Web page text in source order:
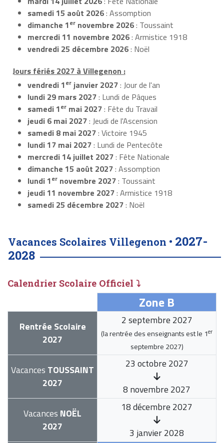
samedi 15 août 2026: Assomption
dimanche 1er novembre 2026: Toussaint
mercredi 11 novembre 2026: Armistice 1918
vendredi 25 décembre 2026: Noël
Jours fériés 2027 à Villegenon :
vendredi 1er janvier 2027: Jour de l'an
lundi 29 mars 2027: Lundi de Pâques
samedi 1er mai 2027: Fête du Travail
jeudi 6 mai 2027: Jeudi de l'Ascension
samedi 8 mai 2027: Victoire 1945
lundi 17 mai 2027: Lundi de Pentecôte
mercredi 14 juillet 2027: Fête Nationale
dimanche 15 août 2027: Assomption
lundi 1er novembre 2027: Toussaint
jeudi 11 novembre 2027: Armistice 1918
samedi 25 décembre 2027: Noël
Vacances Scolaires Villegenon • 2027-
2028
Calendrier Scolaire Officiel ⤵
Zone B
Rentrée Scolaire
2027
2 septembre 2027
(la rentrée des enseignants est le 1er
septembre 2027)
Vacances TOUSSAINT
2027
23 octobre 2027
8 novembre 2027
Vacances NOËL
2027
18 décembre 2027
3 janvier 2028